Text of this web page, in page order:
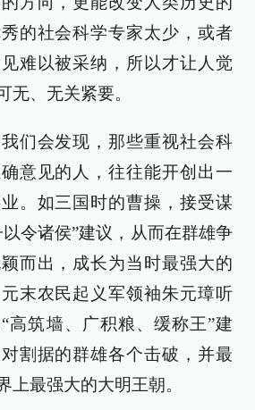
的社会科学专家太少，或者
难以被采纳，所以才让人觉
无、无关紧要。
们会发现，那些重视社会科
意见的人，往往能开创出一
。如三国时的曹操，接受谋
令诸侯”建议，从而在群雄争
而出，成长为当时最强大的
末农民起义军领袖朱元璋听
高筑墙、广积粮、缓称王”建
割据的群雄各个击破，并最
上最强大的大明王朝。